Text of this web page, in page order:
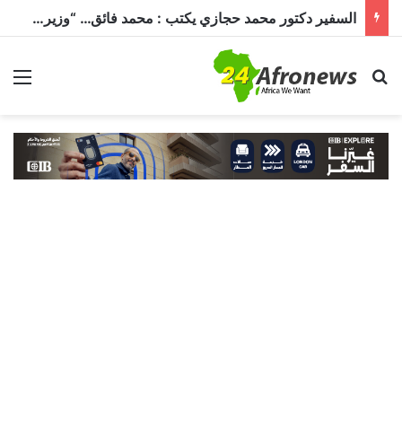
السفير دكتور محمد حجازي يكتب : محمد فائق… “وزير إفريقيا” الذي حمل رسالة القاهرة إلى القارة السمراء
بحث عن